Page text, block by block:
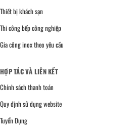
Thiết bị khách sạn
Thi công bếp công nghiệp
Gia công inox theo yêu cầu
HỢP TÁC VÀ LIÊN KẾT
Chính sách thanh toán
Quy định sử dụng website
Tuyển Dụng